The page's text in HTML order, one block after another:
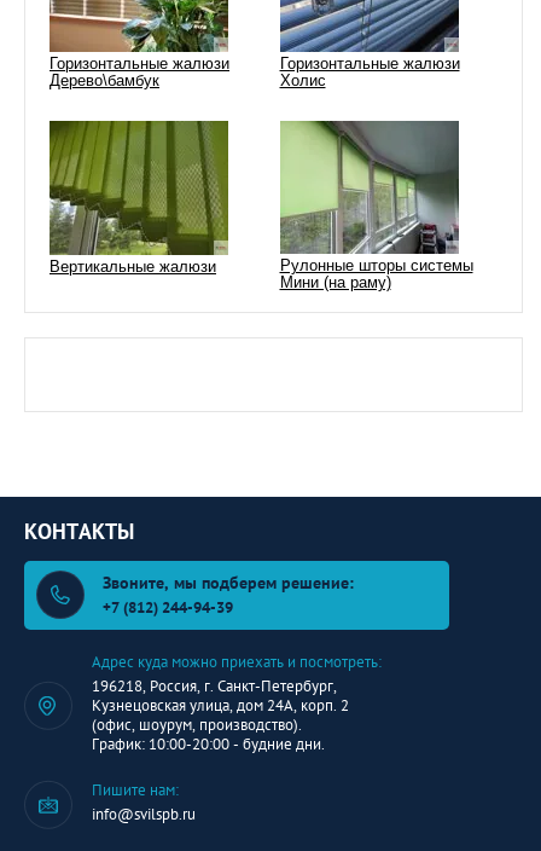
Горизонтальные жалюзи
Дерево\бамбук
Горизонтальные жалюзи
Холис
Вертикальные жалюзи
Рулонные шторы системы
Мини (на раму)
КОНТАКТЫ
Звоните, мы подберем решение:
+7 (812) 244-94-39
Адрес куда можно приехать и посмотреть:
196218, Россия, г. Санкт-Петербург,
Кузнецовская улица, дом 24А, корп. 2
(офис, шоурум, производство).
График: 10:00-20:00 - будние дни.
Пишите нам:
info@svilspb.ru